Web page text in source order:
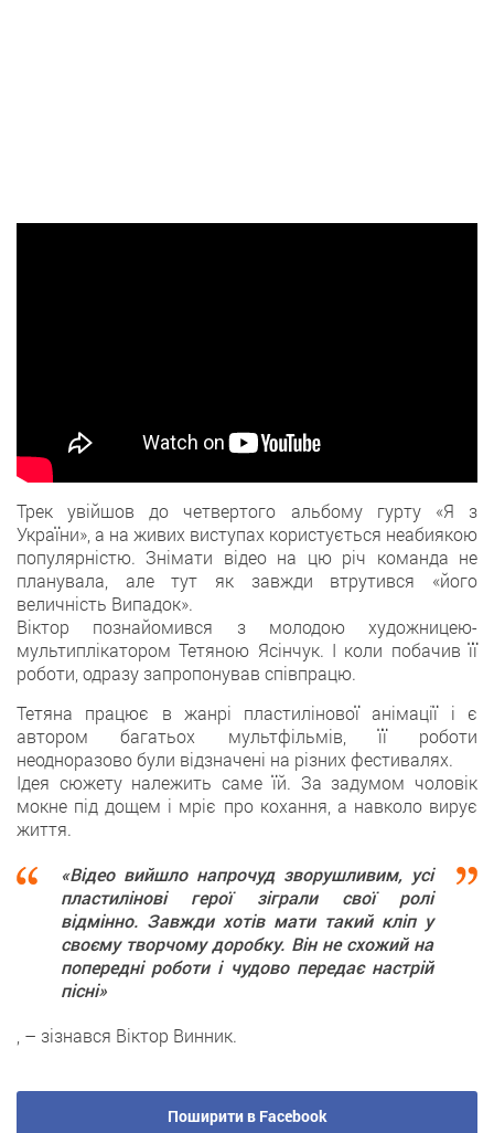
Трек увійшов до четвертого альбому гурту «Я з
України», а на живих виступах користується неабиякою
популярністю. Знімати відео на цю річ команда не
планувала, але тут як завжди втрутився «його
величність Випадок».
Віктор познайомився з молодою художницею-
мультиплікатором Тетяною Ясінчук. І коли побачив її
роботи, одразу запропонував співпрацю.
Тетяна працює в жанрі пластилінової анімації і є
автором багатьох мультфільмів, її роботи
неодноразово були відзначені на різних фестивалях.
Ідея сюжету належить саме їй. За задумом чоловік
мокне під дощем і мріє про кохання, а навколо вирує
життя.
«Відео вийшло напрочуд зворушливим, усі
пластилінові герої зіграли свої ролі
відмінно. Завжди хотів мати такий кліп у
своєму творчому доробку. Він не схожий на
попередні роботи і чудово передає настрій
пісні»
, – зізнався Віктор Винник.
Поширити в Facebook